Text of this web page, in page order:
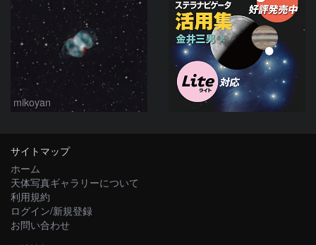
mikoyan
サイトマップ
ホーム
天体写真ギャラリーについて
利用規約
ログイン/新規登録
お問い合わせ